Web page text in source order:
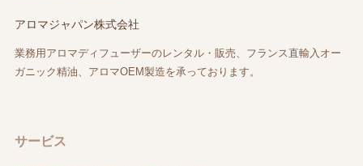
アロマジャパン株式会社
業務用アロマディフューザーのレンタル・販売、フランス直輸入オー
ガニック精油、アロマOEM製造を承っております。
サービス